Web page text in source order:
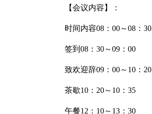
【会议内容】：
时间内容08：00～08：30
签到08：30～09：00
致欢迎辞09：00～10：20
茶歇10：20～10：35
午餐12：10～13：30